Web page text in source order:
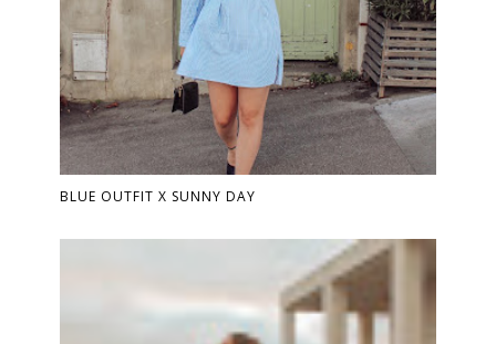
BLUE OUTFIT X SUNNY DAY